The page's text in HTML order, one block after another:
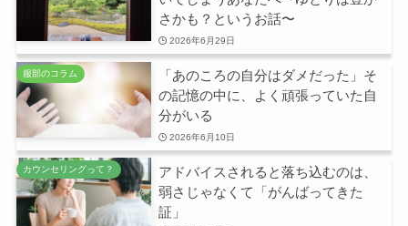
さかも？というお話〜
2026年6月29日
服部のコラム
「あのころの自分はダメだった」そ
の記憶の中に、よく頑張っていた自
分がいる
2026年6月10日
カウンセリングって？
アドバイスされると落ち込むのは、
弱さじゃなくて「がんばってきた
証」